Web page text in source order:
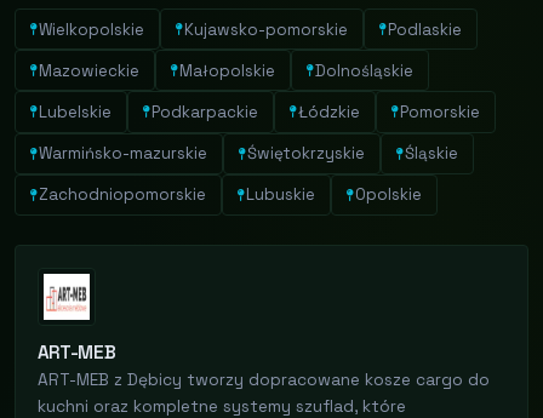
Wielkopolskie Kujawsko-pomorskie Podlaskie
Mazowieckie Małopolskie Dolnośląskie
Lubelskie Podkarpackie Łódzkie Pomorskie
Warmińsko-mazurskie Świętokrzyskie Śląskie
Zachodniopomorskie Lubuskie Opolskie
ART-MEB
ART-MEB z Dębicy tworzy dopracowane kosze cargo do
kuchni oraz kompletne systemy szuflad, które